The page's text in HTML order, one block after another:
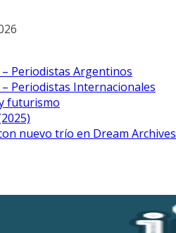
– Periodistas Argentinos
– Periodistas Internacionales
futurismo
nuevo trío en Dream Archives